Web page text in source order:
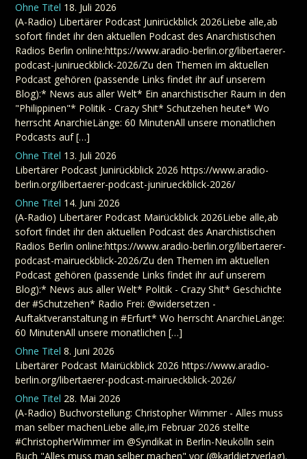
Ohne Titel 18. Juli 2026
(A-Radio) Libertärer Podcast Junirückblick 2026Liebe alle,ab
sofort findet ihr den aktuellen Podcast des Anarchistischen
Radios Berlin online:https://www.aradio-berlin.org/libertaerer-
podcast-junirueckblick-2026/Zu den Themen im aktuellen
Podcast gehören (passende Links findet ihr auf unserem
Blog):* News aus aller Welt* Ein anarchistischer Raum in den
"Philippinen"* Politik - Crazy Shit* Schutzehen heute* Wo
herrscht AnarchieLänge: 60 MinutenAll unsere monatlichen
Podcasts auf […]
Ohne Titel 13. Juli 2026
Libertärer Podcast Junirückblick 2026 https://www.aradio-
berlin.org/libertaerer-podcast-junirueckblick-2026/
Ohne Titel 14. Juni 2026
(A-Radio) Libertärer Podcast Mairückblick 2026Liebe alle,ab
sofort findet ihr den aktuellen Podcast des Anarchistischen
Radios Berlin online:https://www.aradio-berlin.org/libertaerer-
podcast-mairueckblick-2026/Zu den Themen im aktuellen
Podcast gehören (passende Links findet ihr auf unserem
Blog):* News aus aller Welt* Politik - Crazy Shit* Geschichte
der #Schutzehen* Radio Frei: @widersetzen -
Auftaktveranstaltung in #Erfurt* Wo herrscht AnarchieLänge:
60 MinutenAll unsere monatlichen […]
Ohne Titel 8. Juni 2026
Libertärer Podcast Mairückblick 2026 https://www.aradio-
berlin.org/libertaerer-podcast-mairueckblick-2026/
Ohne Titel 28. Mai 2026
(A-Radio) Buchvorstellung: Christopher Wimmer - Alles muss
man selber machenLiebe alle,im Februar 2026 stellte
#ChristopherWimmer im @Syndikat in Berlin-Neukölln sein
Buch "Alles muss man selber machen" vor (@karldietzverlag).